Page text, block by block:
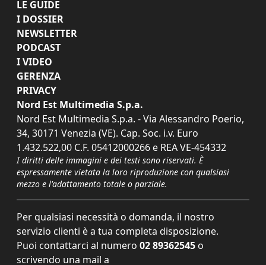
LE GUIDE
I DOSSIER
NEWSLETTER
PODCAST
I VIDEO
GERENZA
PRIVACY
Nord Est Multimedia S.p.a.
Nord Est Multimedia S.p.a. - Via Alessandro Poerio,
34, 30171 Venezia (VE). Cap. Soc. i.v. Euro
1.432.522,00 C.F. 05412000266 e REA VE-454332
I diritti delle immagini e dei testi sono riservati. È
espressamente vietata la loro riproduzione con qualsiasi
mezzo e l'adattamento totale o parziale.
Per qualsiasi necessità o domanda, il nostro
servizio clienti è a tua completa disposizione.
Puoi contattarci al numero 02 89362545 o
scrivendo una mail a